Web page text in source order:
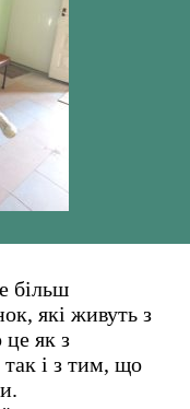
більш
які живуть з
це як з
і з тим, що